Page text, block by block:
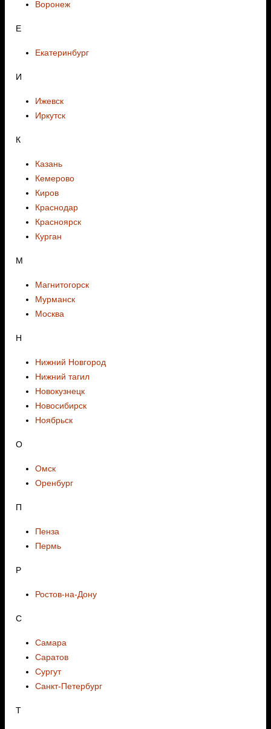
Воронеж
E
Екатеринбург
И
Ижевск
Иркутск
К
Казань
Кемерово
Киров
Краснодар
Красноярск
Курган
М
Магнитогорск
Мурманск
Москва
Н
Нижний Новгород
Нижний тагил
Новокузнецк
Новосибирск
Ноябрьск
О
Омск
Оренбург
П
Пенза
Пермь
Р
Ростов-на-Дону
С
Самара
Саратов
Сургут
Санкт-Петербург
Т